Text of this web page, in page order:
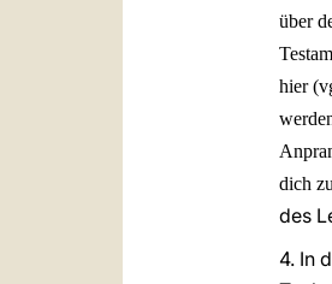
über
hier
dich
des
4. In